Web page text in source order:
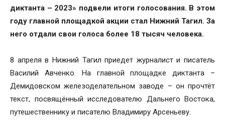
диктанта – 2023» подвели итоги голосования. В этом
году главной площадкой акции стал Нижний Тагил. За
него отдали свои голоса более 18 тысяч человека.
8 апреля в Нижний Тагил приедет журналист и писатель
Василий Авченко. На главной площадке диктанта –
Демидовском железоделательном заводе – он прочтёт
текст, посвящённый исследователю Дальнего Востока,
путешественнику и писателю Владимиру Арсеньеву.